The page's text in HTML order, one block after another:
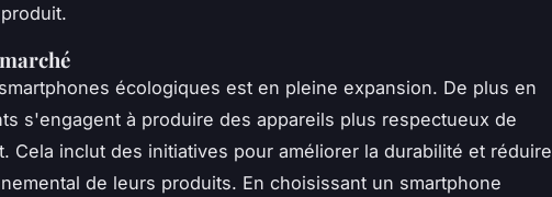
écologiques est en pleine expansion. De plus en
s'engagent à produire des appareils plus respectueux de
Cela inclut des initiatives pour améliorer la durabilité et réduire
de leurs produits. En choisissant un smartphone